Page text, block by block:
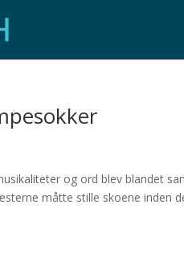
og ord blev blandet
måtte stille skoene inden